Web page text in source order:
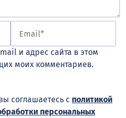
и адрес сайта в этом
моих комментариев.
соглашаетесь с политикой
персональных